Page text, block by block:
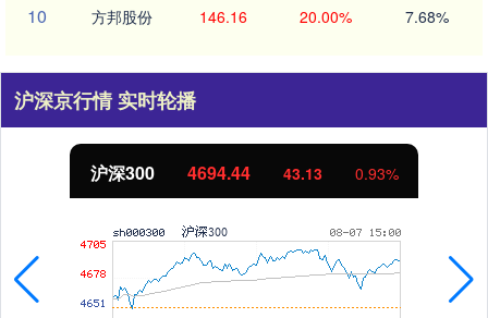
10 方邦股份 146.16 20.00% 7.68%
沪深京行情 实时轮播
沪深300 4694.44 43.13 0.93%